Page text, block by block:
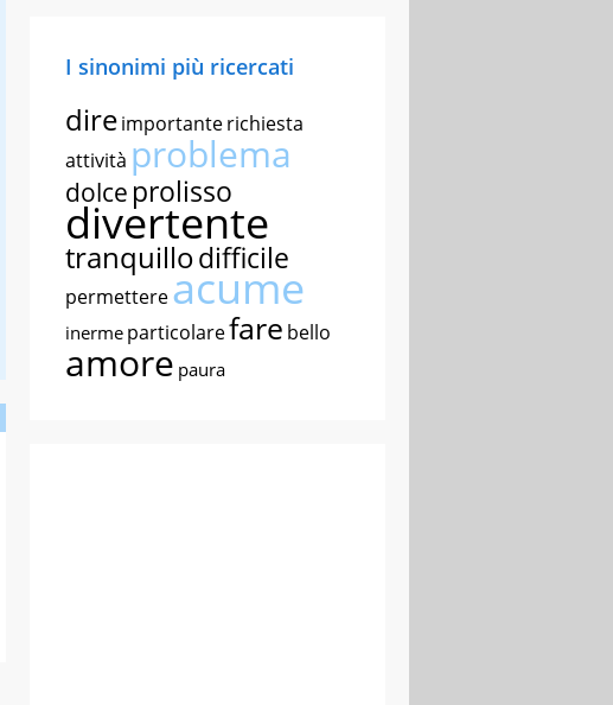
I sinonimi più ricercati
direimportanterichiesta
attività problema
dolce prolisso
divertente
tranquillodifficile
permettereacume
inerme particolarefare bello
amore paura